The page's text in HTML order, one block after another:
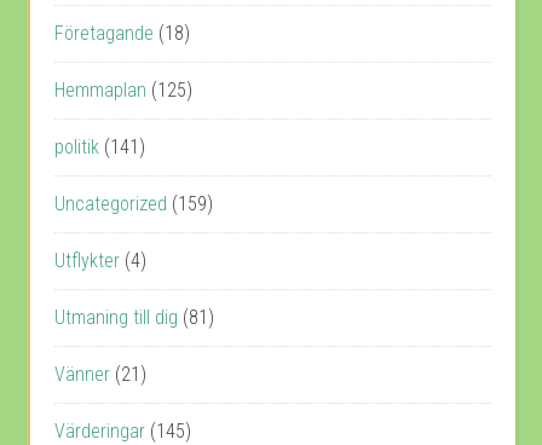
Företagande (18)
Hemmaplan (125)
politik (141)
Uncategorized (159)
Utflykter (4)
Utmaning till dig (81)
Vänner (21)
Värderingar (145)